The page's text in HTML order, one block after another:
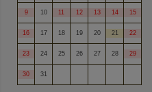
9 10 11 12 13 14 15
16 17 18 19 20 21 22
23 24 25 26 27 28 29
30 31